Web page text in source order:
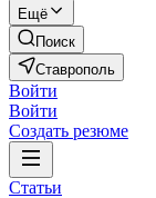
Ещё
Поиск
Ставрополь
Войти
Войти
Создать резюме
Статьи